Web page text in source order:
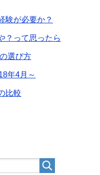
験が必要か？
？って思ったら
選び方
年4月～
比較